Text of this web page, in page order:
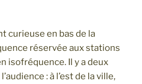
curieuse en bas de la
réservée aux stations
isofréquence. Il y a deux
: à l’est de la ville,